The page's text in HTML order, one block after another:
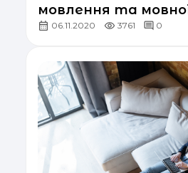
мовлення та
06.11.2020 3761 0